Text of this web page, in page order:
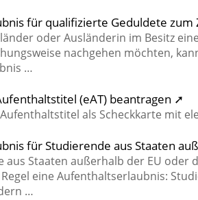
für qualifizierte Geduldete
oder Ausländerin im Besitz
nachgehen möchten,
…
(eAT) beantragen ➚
als Scheckkarte mit
für Studierende aus Staaten
aus Staaten außerhalb der EU oder
eine Aufenthaltserlaubnis:
…